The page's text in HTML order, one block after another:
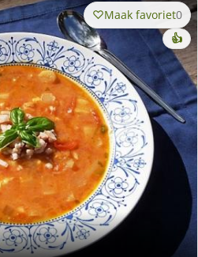
Maak favoriet0
👍